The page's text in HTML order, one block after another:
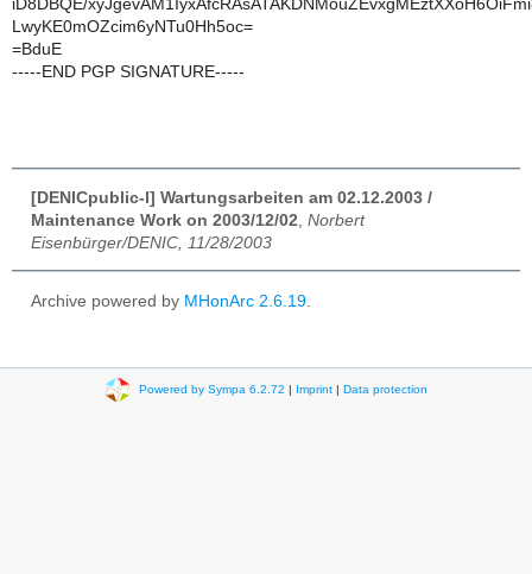
iD8DBQE/
LwyKE0mOZcim6yNTu0Hh5oc=
=BduE
-----END PGP SIGNATURE-----
[DENICpublic-l] Wartungsarbeiten am 02.12.2003 /
Maintenance Work on 2003/12/02 Norbert
Eisenbürger/DENIC, 11/28/2003
Archive powered by MHonArc 2.6.19
Powered by Sympa 6.2.72 | Imprint| Data protection